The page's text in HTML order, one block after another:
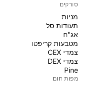
סורקים
מניות‏
תעודות סל
אג"ח
מטבעות קריפטו
צמדי CEX
צמדי DEX
Pine
מפות חום